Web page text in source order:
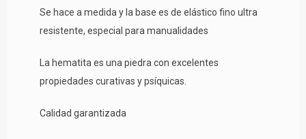
Se hace a medida y la base es de elástico fino ultra
resistente, especial para manualidades
La hematita es una piedra con excelentes
propiedades curativas y psíquicas.
Calidad garantizada